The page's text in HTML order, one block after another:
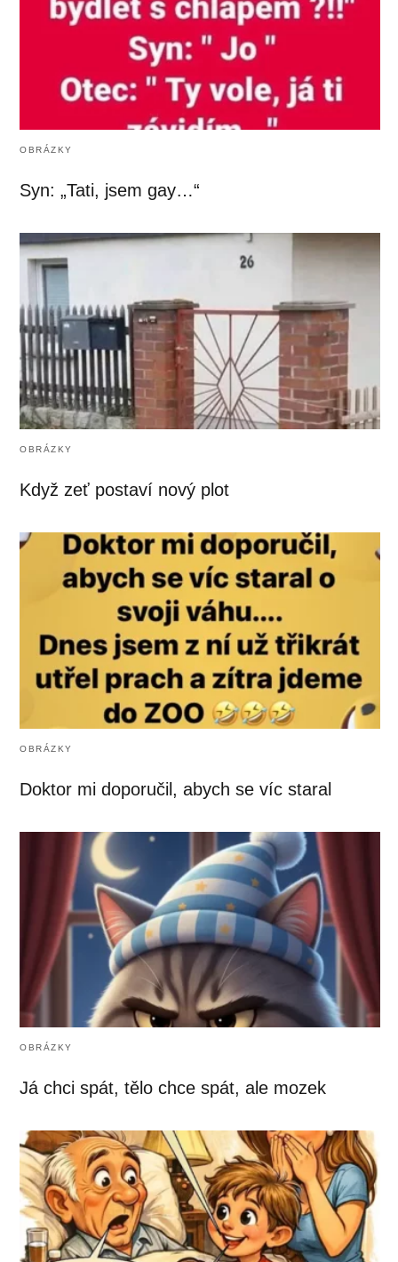
OBRÁZKY
Syn: „Tati, jsem gay…“
OBRÁZKY
Když zeť postaví nový plot
OBRÁZKY
Doktor mi doporučil, abych se víc staral
OBRÁZKY
Já chci spát, tělo chce spát, ale mozek